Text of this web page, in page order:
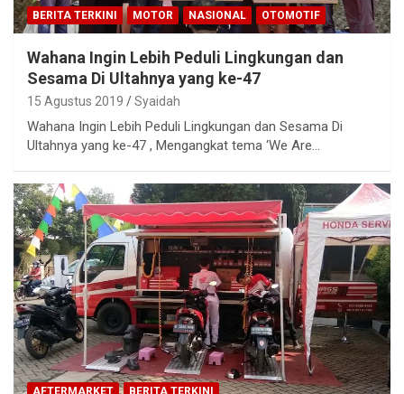
BERITA TERKINI MOTOR NASIONAL OTOMOTIF
Wahana Ingin Lebih Peduli Lingkungan dan
Sesama Di Ultahnya yang ke-47
15 Agustus 2019 Syaidah
Wahana Ingin Lebih Peduli Lingkungan dan Sesama Di
Ultahnya yang ke-47 , Mengangkat tema ‘We Are…